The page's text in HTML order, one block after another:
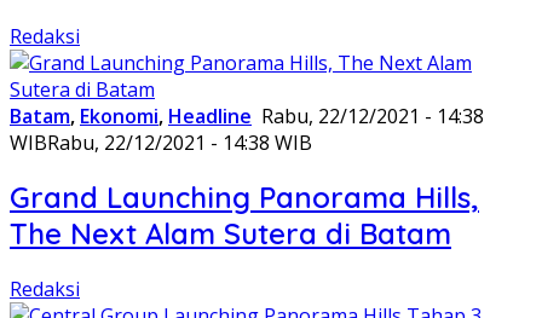
Redaksi
Batam, Ekonomi, Headline Rabu, 22/12/2021 - 14:38
WIBRabu, 22/12/2021 - 14:38 WIB
Grand Launching Panorama Hills,
The Next Alam Sutera di Batam
Redaksi